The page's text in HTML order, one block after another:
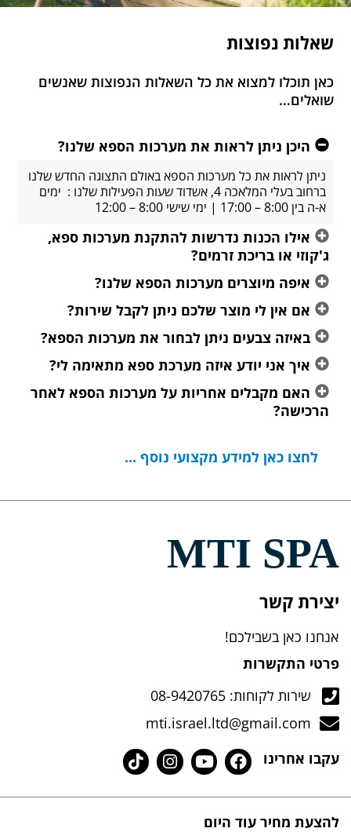
שאלות נפוצות
כאן תוכלו למצוא את כל השאלות הנפוצות שאנשים
שואלים…
היכן ניתן לראות את מערכות הספא שלנו?
ניתן לראות את כל מערכות הספא באולם התצוגה החדש שלנו
ברחוב בעלי המלאכה 4, אשדוד שעות הפעילות שלנו : ימים
א-ה בין 8:00 – 17:00 | ימי שישי 8:00 – 12:00
אילו הכנות נדרשות להתקנת מערכות ספא,
ג'קוזי או בריכת זרמים?
איפה מיוצרים מערכות הספא שלנו?
אם אין לי מוצר שלכם ניתן לקבל שירות?
באיזה צבעים ניתן לבחור את מערכות הספא?
איך אני יודע איזה מערכת ספא מתאימה לי?
האם מקבלים אחריות על מערכות הספא לאחר
הרכישה?
לחצו כאן למידע מקצועי נוסף ...
יצירת קשר
אנחנו כאן בשבילכם!
MTI SPA
פרטי התקשרות
שירות לקוחות: 08-9420765
mti.israel.ltd@gmail.com
עקבו אחרינו
להצעת מחיר עוד היום